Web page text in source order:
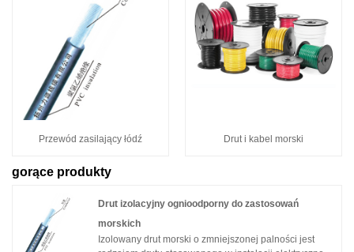
Przewód zasilający łódź Drut i kabel morski
gorące produkty
Drut izolacyjny ognioodporny do zastosowań
morskich
Izolowany drut morski o zmniejszonej palności jest